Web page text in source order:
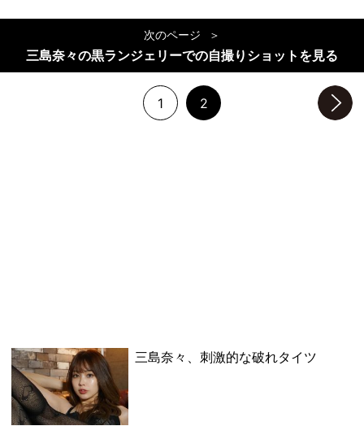
次のページ
三島奈々の黒ランジェリーでの自撮りショットを見る
1 2
三島奈々、刺激的な破れタイツ